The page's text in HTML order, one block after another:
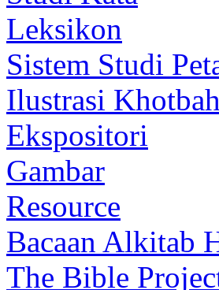
Leksikon
Sistem Studi
Ilustrasi Khotbah
Ekspositori
Gambar
Resource
Bacaan Alkitab
The Bible